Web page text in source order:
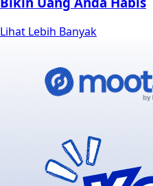
Lihat Lebih Banyak